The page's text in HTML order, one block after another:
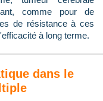
comme pour de
de résistance à ces
à long terme.
dans le